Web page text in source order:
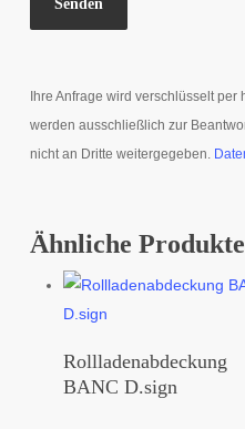
Ihre Anfrage wird verschlüsselt
werden ausschließlich zur
nicht an Dritte weitergegeben.
Ähnliche Produkte
Rollladenabdeckung
BANC D.sign